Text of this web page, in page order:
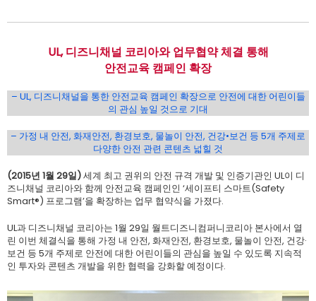
UL, 디즈니채널 코리아와 업무협약 체결 통해
안전교육 캠페인 확장
– UL, 디즈니채널을 통한 안전교육 캠페인 확장으로 안전에 대한 어린이들
의 관심 높일 것으로 기대
– 가정 내 안전, 화재안전, 환경보호, 물놀이 안전, 건강•보건 등 5개 주제로
다양한 안전 관련 콘텐츠 넓힐 것
(2015년 1월 29일)세계 최고 권위의 안전 규격 개발 및 인증기관인 UL이 디
즈니채널 코리아와 함께 안전교육 캠페인인 ‘세이프티 스마트(Safety
Smart®) 프로그램’을 확장하는 업무 협약식을 가졌다.
UL과 디즈니채널 코리아는 1월 29일 월트디즈니컴퍼니코리아 본사에서 열
린 이번 체결식을 통해 가정 내 안전, 화재안전, 환경보호, 물놀이 안전, 건강·
보건 등 5개 주제로 안전에 대한 어린이들의 관심을 높일 수 있도록 지속적
인 투자와 콘텐츠 개발을 위한 협력을 강화할 예정이다.